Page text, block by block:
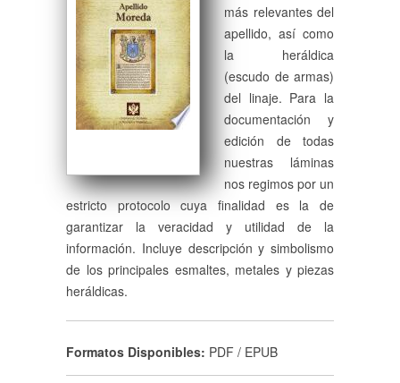
más relevantes del
apellido, así como
la heráldica
(escudo de armas)
del linaje. Para la
documentación y
edición de todas
nuestras láminas
nos regimos por un
estricto protocolo cuya finalidad es la de
garantizar la veracidad y utilidad de la
información. Incluye descripción y simbolismo
de los principales esmaltes, metales y piezas
heráldicas.
Formatos Disponibles: PDF / EPUB